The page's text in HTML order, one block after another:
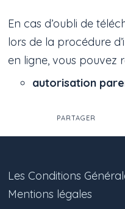
En cas d’oubli de
lors de la procédure
en ligne, vous pouvez
autorisation
PARTAGER
Les Conditions
Mentions légales